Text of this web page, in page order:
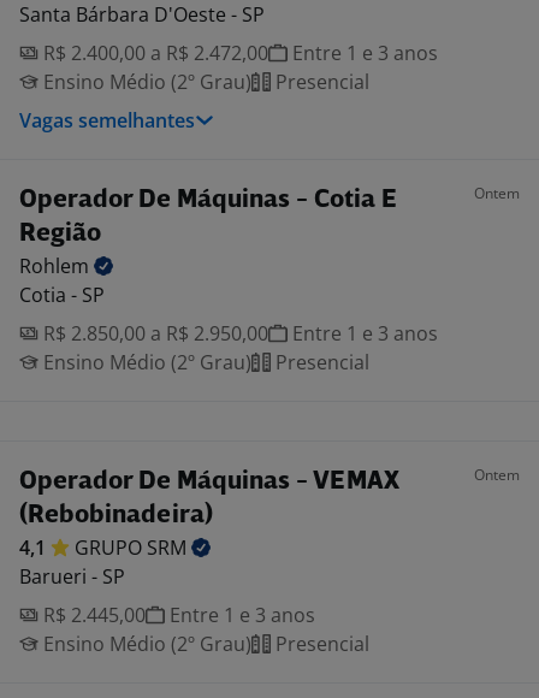
Santa Bárbara D'Oeste - SP
R$ 2.400,00 a R$ 2.472,00
Entre 1 e 3 anos
Ensino Médio (2º Grau)
Presencial
Vagas semelhantes
Operador De Máquinas - Cotia E
Região
Ontem
Rohlem
Cotia - SP
R$ 2.850,00 a R$ 2.950,00
Entre 1 e 3 anos
Ensino Médio (2º Grau)
Presencial
Operador De Máquinas - VEMAX
(Rebobinadeira)
Ontem
4,1 GRUPO SRM
Barueri - SP
R$ 2.445,00
Entre 1 e 3 anos
Ensino Médio (2º Grau)
Presencial